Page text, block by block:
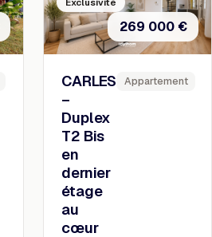
269 000 €
CARLES
–
Duplex
T2 Bis
en
dernier
étage
au
cœur
Appartement